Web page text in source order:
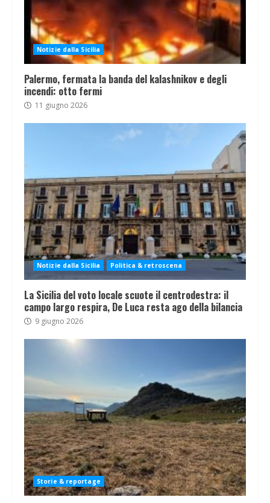
Notizie dalla Sicilia
Palermo, fermata la banda del kalashnikov e degli
incendi: otto fermi
11 giugno 2026
Notizie dalla Sicilia Politica & retroscena
La Sicilia del voto locale scuote il centrodestra: il
campo largo respira, De Luca resta ago della bilancia
9 giugno 2026
Storie & reportage